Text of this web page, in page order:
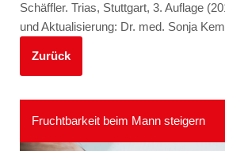
Schäffler. Trias, Stuttgart, 3. Auflage
und Aktualisierung: Dr. med. Sonja
Zurück
Fruchtbarkeit beim Mann steigern